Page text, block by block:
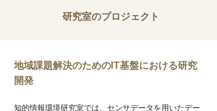
研究室のプロジェクト
地域課題解決のためのIT基盤における研究
開発
知的情報環境研究室では、センサデータを用いたデー